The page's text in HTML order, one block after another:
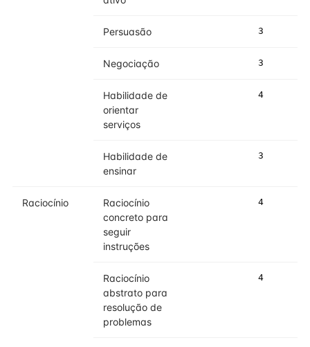
Persuasão 3
Negociação 3
Habilidade de
orientar
serviços
4
Habilidade de
ensinar
3
Raciocínio
Raciocínio
concreto para
seguir
instruções
4
Raciocínio
abstrato para
resolução de
problemas
4